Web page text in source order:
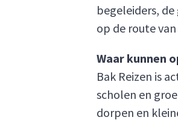
begeleiders,
op de route
Waar kunnen
Bak Reizen is
scholen en
dorpen en